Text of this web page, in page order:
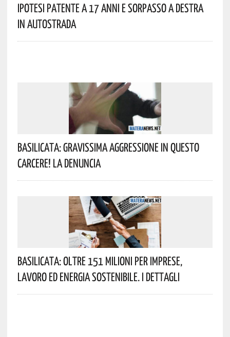
Ipotesi Patente A 17 Anni E Sorpasso A Destra
In Autostrada
Basilicata: Gravissima Aggressione In Questo
Carcere! La Denuncia
Basilicata: Oltre 151 Milioni Per Imprese,
Lavoro Ed Energia Sostenibile. I Dettagli